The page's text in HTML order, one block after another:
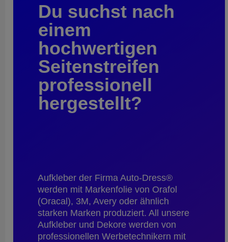
Du suchst nach
einem
hochwertigen
Seitenstreifen
professionell
hergestellt?
Aufkleber der Firma Auto-Dress®
werden mit Markenfolie von Orafol
(Oracal), 3M, Avery oder ähnlich
starken Marken produziert. All unsere
Aufkleber und Dekore werden von
professionellen Werbetechnikern mit